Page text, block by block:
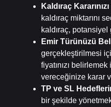
Kaldıraç
kaldıraç miktarını
kaldıraç, potansiyel
Emir Türünüzü
gerçekleştirilmesi
fiyatınızı
vereceğinize karar
TP ve SL
bir şekilde